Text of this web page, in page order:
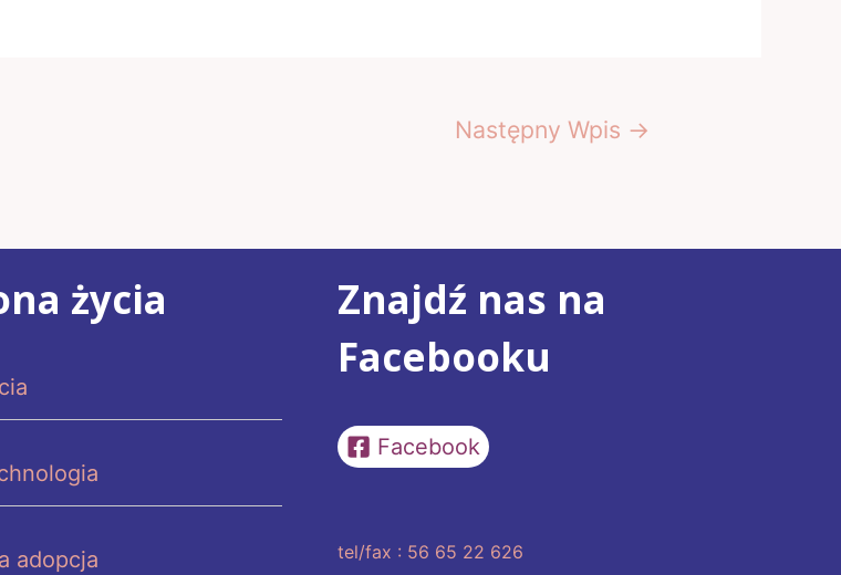
Następny Wpis →
życia
adopcja
Znajdź nas na
Facebooku
Facebook
tel/fax : 56 65 22 626